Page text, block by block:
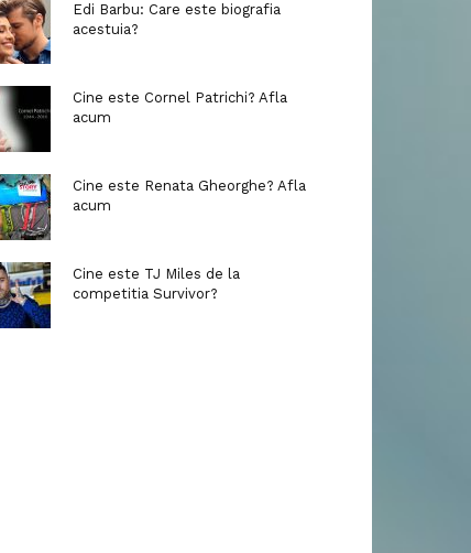
Edi Barbu: Care este biografia
acestuia?
Cine este Cornel Patrichi? Afla
acum
Cine este Renata Gheorghe? Afla
acum
Cine este TJ Miles de la
competitia Survivor?